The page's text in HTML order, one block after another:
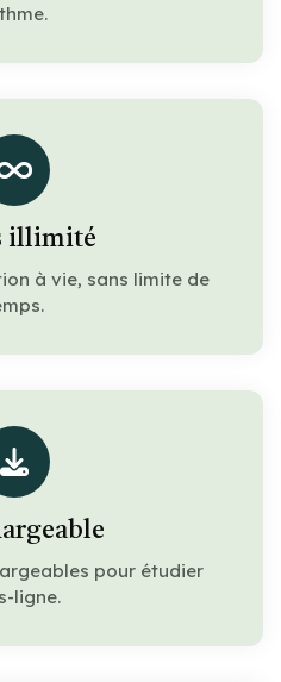
illimité
à vie, sans limite de
pour étudier
ligne.